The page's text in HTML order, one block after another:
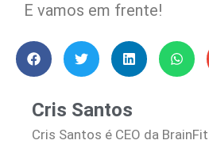
E vamos em frente!
Cris Santos
Cris Santos é CEO da